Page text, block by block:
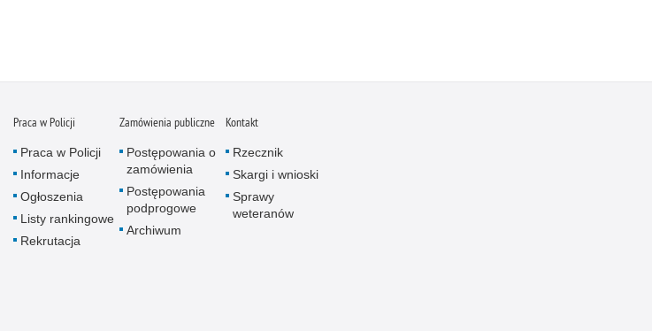
Nietrzeźwi kierujący
Nietrzeźwi opiekunowie
Praca w Policji
Praca w Policji
Informacje
Ogłoszenia
Listy rankingowe
Rekrutacja
Zamówienia publiczne
Postępowania o
zamówienia
Postępowania
podprogowe
Archiwum
Kontakt
Rzecznik
Skargi i wnioski
Sprawy
weteranów